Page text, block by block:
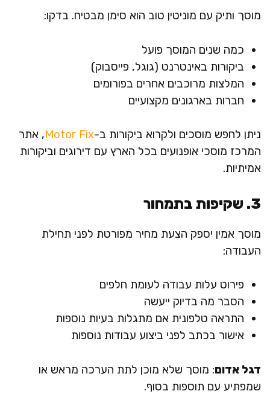
מוסך ותיק עם מוניטין טוב הוא סימן מבטיח. בדקו:
כמה שנים המוסך פועל
ביקורות באינטרנט (גוגל, פייסבוק)
המלצות מרוכבים אחרים בפורומים
חברות בארגונים מקצועיים
ניתן לחפש מוסכים ולקרוא ביקורות ב-Motor Fix, אתר
המרכז מוסכי אופנועים בכל הארץ עם דירוגים וביקורות
אמיתיות.
3. שקיפות בתמחור
מוסך אמין יספק הצעת מחיר מפורטת לפני תחילת
העבודה:
פירוט עלות עבודה לעומת חלפים
הסבר מה בדיוק ייעשה
התראה טלפונית אם מתגלות בעיות נוספות
אישור בכתב לפני ביצוע עבודות נוספות
דגל אדום: מוסך שלא מוכן לתת הערכה מראש או
שמפתיע עם תוספות בסוף.